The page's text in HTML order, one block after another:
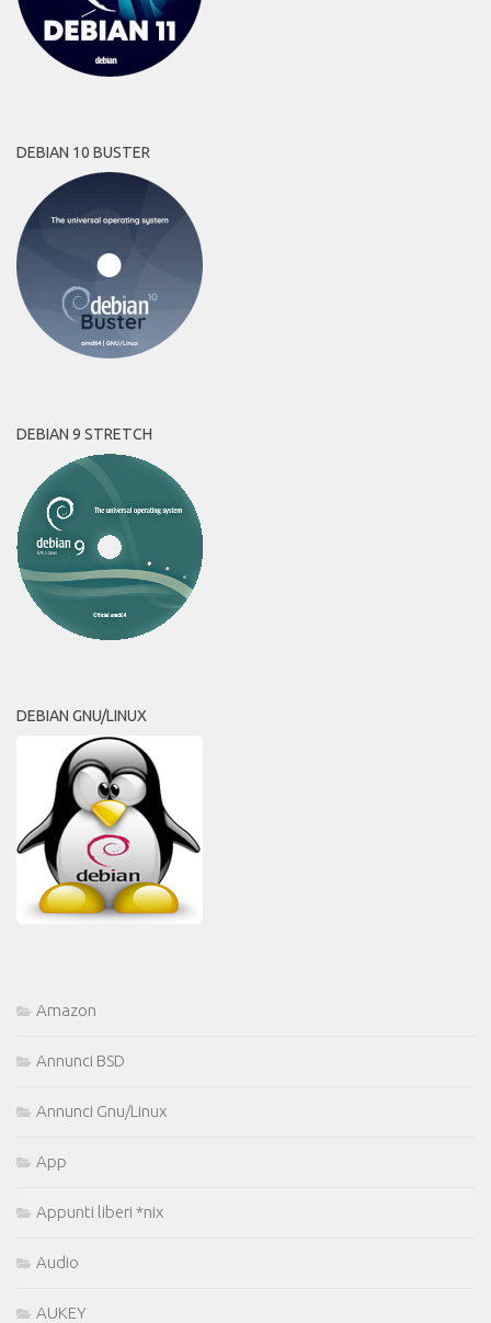
DEBIAN 10 BUSTER
DEBIAN 9 STRETCH
DEBIAN GNU/LINUX
Amazon
Annunci BSD
Annunci Gnu/Linux
App
Appunti liberi *nix
Audio
AUKEY